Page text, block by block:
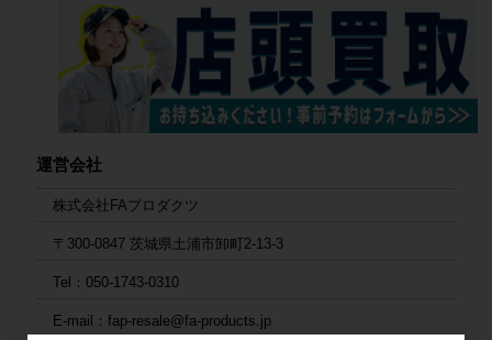
運営会社
株式会社FAプロダクツ
〒300-0847 茨城県土浦市卸町2-13-3
Tel：050-1743-0310
E-mail：fap-resale@fa-products.jp